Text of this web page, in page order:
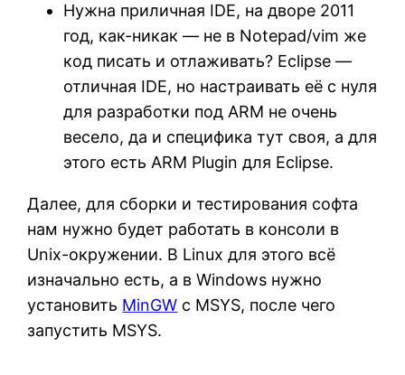
Нужна приличная IDE, на дворе 2011
год, как-никак — не в Notepad/vim же
код писать и отлаживать? Eclipse —
отличная IDE, но настраивать её с нуля
для разработки под ARM не очень
весело, да и специфика тут своя, а для
этого есть ARM Plugin для Eclipse.
Далее, для сборки и тестирования софта
нам нужно будет работать в консоли в
Unix-окружении. В Linux для этого всё
изначально есть, а в Windows нужно
установить MinGW с MSYS, после чего
запустить MSYS.